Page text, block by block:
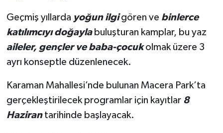
Geçmiş yıllarda yoğun ilgigören ve binlerce
katılımcıyı doğaylabuluşturan kamplar, bu yaz
aileler, gençler ve baba-çocukolmak üzere 3
ayrı konseptle düzenlenecek.
Karaman Mahallesi’nde bulunan Macera Park’ta
gerçekleştirilecek programlar için kayıtlar 8
Hazirantarihinde başlayacak.